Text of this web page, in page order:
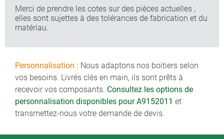
Merci de prendre les cotes sur des pièces actuelles ;
elles sont sujettes à des tolérances de fabrication et du
matériau.
Personnalisation : Nous adaptons nos boitiers selon
vos besoins. Livrés clés en main, ils sont prêts à
recevoir vos composants. Consultez les options de
personnalisation disponibles pour A9152011 et
transmettez-nous votre demande de devis.